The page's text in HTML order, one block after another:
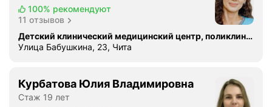
100% рекомендуют
11 отзывов
Детский клинический медицинский центр, поликлиническое отделение № 4
Улица Бабушкина, 23, Чита
Курбатова Юлия Владимировна
Стаж 19 лет